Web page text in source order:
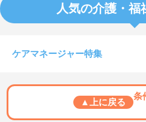
人気の介護・福
ケアマネージャー特集
▲上に戻る
条